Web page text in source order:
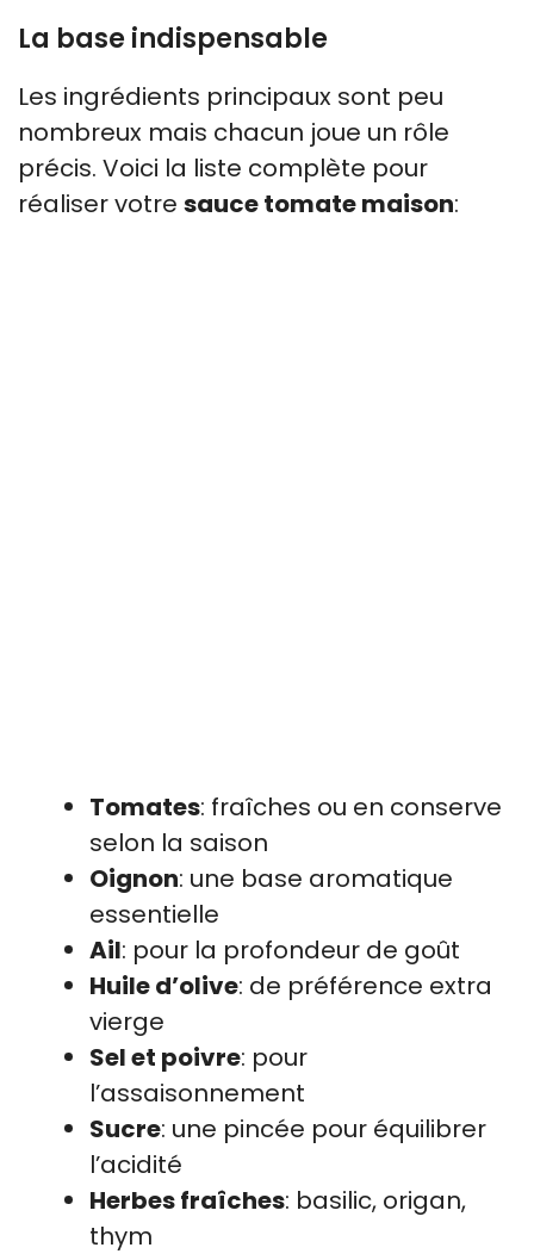
La base indispensable
Les ingrédients principaux sont peu
nombreux mais chacun joue un rôle
précis. Voici la liste complète pour
réaliser votre sauce tomate maison:
Tomates: fraîches ou en conserve
selon la saison
Oignon: une base aromatique
essentielle
Ail: pour la profondeur de goût
Huile d’olive: de préférence extra
vierge
Sel et poivre: pour
l’assaisonnement
Sucre: une pincée pour équilibrer
l’acidité
Herbes fraîches: basilic, origan,
thym